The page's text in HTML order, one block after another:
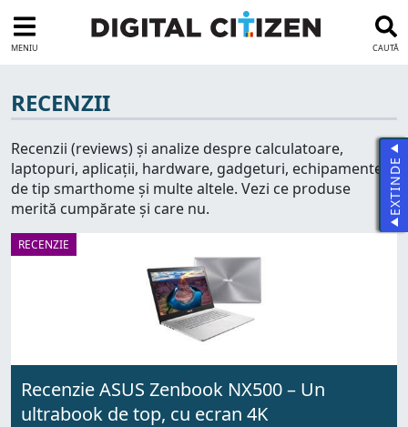
MENIU CAUTĂ
RECENZII
Recenzii (reviews) și analize despre calculatoare,
laptopuri, aplicații, hardware, gadgeturi, echipamente
de tip smarthome și multe altele. Vezi ce produse
merită cumpărate și care nu.
RECENZIE
Recenzie ASUS Zenbook NX500 – Un
ultrabook de top, cu ecran 4K
EXTINDE